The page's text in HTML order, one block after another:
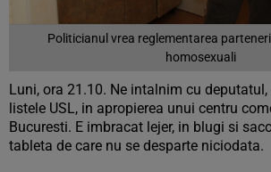
Politicianul vrea reglementarea
homosexuali
Luni, ora 21.10. Ne intalnim cu
listele USL, in apropierea unui centru
Bucuresti. E imbracat lejer, in blugi si
tableta de care nu se desparte niciodata.